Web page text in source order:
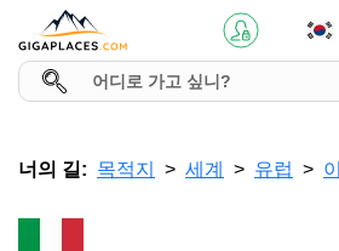
너의 길: 목적지 세계 유럽